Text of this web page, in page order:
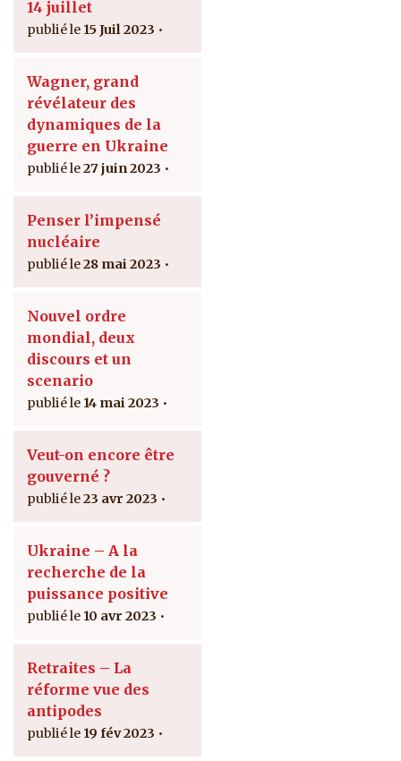
14 juillet
15 Juil 2023
Wagner, grand
révélateur des
dynamiques de la
guerre en Ukraine
27 juin 2023
Penser l’impensé
nucléaire
28 mai 2023
Nouvel ordre
mondial, deux
discours et un
scenario
14 mai 2023
Veut-on encore être
gouverné ?
23 avr 2023
Ukraine – A la
recherche de la
puissance positive
10 avr 2023
Retraites – La
réforme vue des
antipodes
19 fév 2023